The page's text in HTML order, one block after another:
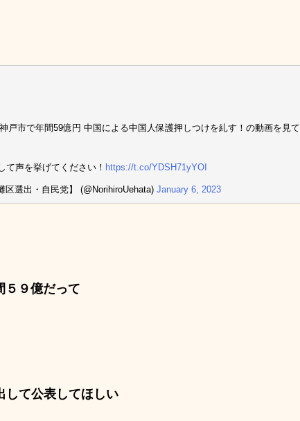
戸市で年間59億円 中国による中国人保護押しつけを糺す！の動画を見て
て声を挙げてください！ https://t.co/YDSH71yYOI
選出・自民党】 (@NorihiroUehata) January 6, 2023
９億だって
公表してほしい